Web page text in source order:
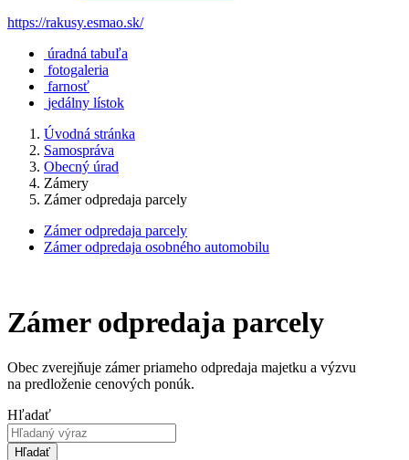
https://rakusy.esmao.sk/
úradná tabuľa
fotogaleria
farnosť
jedálny lístok
Úvodná stránka
Samospráva
Obecný úrad
Zámery
Zámer odpredaja parcely
Zámer odpredaja parcely
Zámer odpredaja osobného automobilu
Zámer odpredaja parcely
Obec zverejňuje zámer priameho odpredaja majetku a výzvu
na predloženie cenových ponúk.
Hľadať
Hľadať